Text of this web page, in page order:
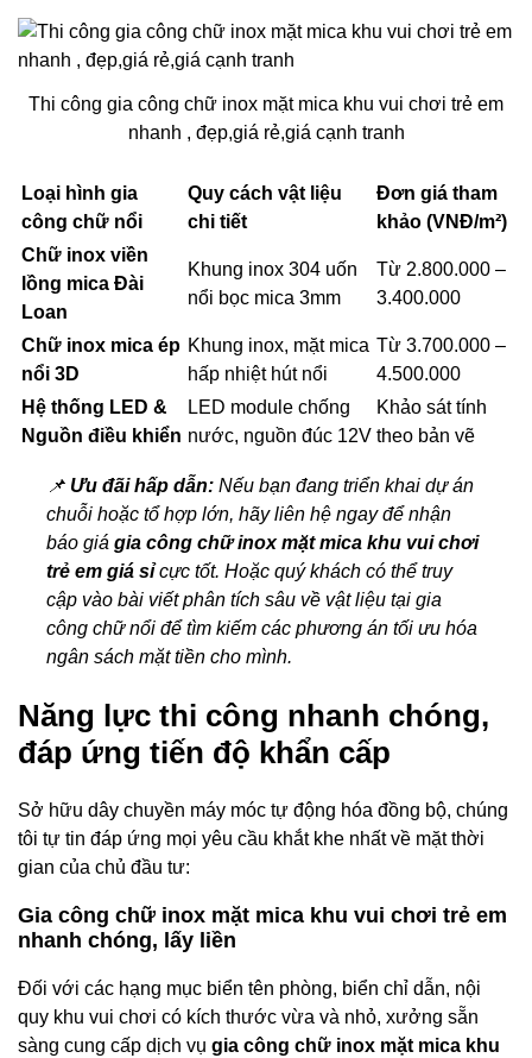
Thi công gia công chữ inox mặt mica khu vui chơi trẻ em
nhanh , đẹp,giá rẻ,giá cạnh tranh
Loại hình gia
công chữ nổi
Quy cách vật liệu
chi tiết
Đơn giá tham
khảo (VNĐ/m²)
Chữ inox viền
lồng mica Đài
Loan
Khung inox 304 uốn
nổi bọc mica 3mm
Từ 2.800.000 –
3.400.000
Chữ inox mica ép
nổi 3D
Khung inox, mặt mica
hấp nhiệt hút nổi
Từ 3.700.000 –
4.500.000
Hệ thống LED &
Nguồn điều khiển
LED module chống
nước, nguồn đúc 12V
Khảo sát tính
theo bản vẽ
📌 Ưu đãi hấp dẫn: Nếu bạn đang triển khai dự án
chuỗi hoặc tổ hợp lớn, hãy liên hệ ngay để nhận
báo giá gia công chữ inox mặt mica khu vui chơi
trẻ em giá sỉcực tốt. Hoặc quý khách có thể truy
cập vào bài viết phân tích sâu về vật liệu tại gia
công chữ nổi để tìm kiếm các phương án tối ưu hóa
ngân sách mặt tiền cho mình.
Năng lực thi công nhanh chóng,
đáp ứng tiến độ khẩn cấp
Sở hữu dây chuyền máy móc tự động hóa đồng bộ, chúng
tôi tự tin đáp ứng mọi yêu cầu khắt khe nhất về mặt thời
gian của chủ đầu tư:
Gia công chữ inox mặt mica khu vui chơi trẻ em
nhanh chóng, lấy liền
Đối với các hạng mục biển tên phòng, biển chỉ dẫn, nội
quy khu vui chơi có kích thước vừa và nhỏ, xưởng sẵn
sàng cung cấp dịch vụ gia công chữ inox mặt mica khu